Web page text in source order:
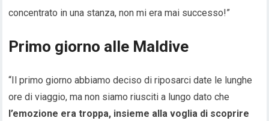
concentrato in una stanza, non mi era mai successo!”
Primo giorno alle Maldive
“Il primo giorno abbiamo deciso di riposarci date le lunghe
ore di viaggio, ma non siamo riusciti a lungo dato che
l’emozione era troppa, insieme alla voglia di scoprire